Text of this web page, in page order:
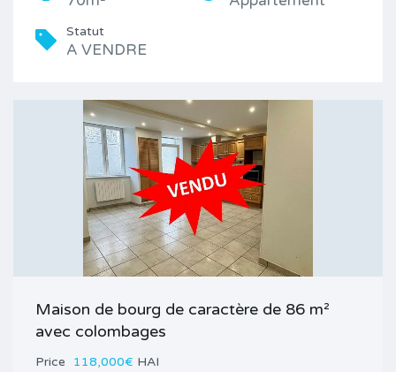
Statut
A VENDRE
Maison de bourg de caractère de 86 m²
avec colombages
Price 118,000€ HAI